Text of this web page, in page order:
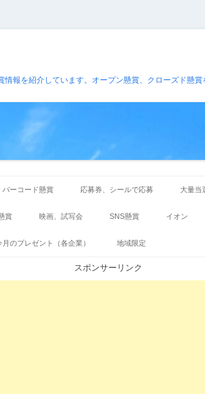
報を紹介しています。オープン懸賞、クローズド懸賞
ン
ツ
バーコード懸賞 応募券、シールで応募 大量当
賞 映画、試写会 SNS懸賞 イオン
月のプレゼント（各企業） 地域限定
スポンサーリンク